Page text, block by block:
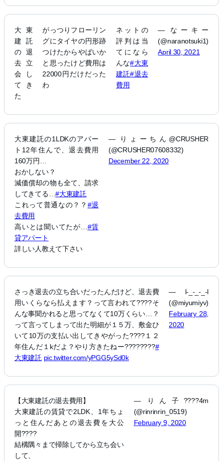
大東
建託
の退
去立
会し
てき
た
がっつりフローリン
グにタイヤの円形跡
つけたからやばいか
と思ったけど費用は
22000円だけだった
わ
ネットの
評判は当
てになら
んな#大東
建託#退去
費用
— なーキー
(@naranotsuki1)
April 30, 2021
大東建託の1LDKのアパー
ト12年住んで、退去費用
160万円…
おかしない？
減価償却の物も全て、請求
してきてる…#大東建託
これって普通なの？？ #退
去費用
高いとは聞いてたが… #賃
貸アパート
詳しい人教えて下さい
— りょーちん@CRUSHER
(@CRUSHER07608332)
December 22, 2020
さっき退去の立ち合いだったんだけど、退去費
用いくらなら払えます？って言われて????そ
んな事聞かれると思ってなくて10万くらい…？
って言ってしまって出た明細が１５万、敷金ひ
いて10万の支払い出してきやがった????１２
年住んだ１kだよ？やり方きたねー????????#
大東建託 pic.twitter.com/yPGG5ySd0k
— l-_-_-_-l
(@miyumiyv)
February 28,
2020
【大東建託の退去費用】
大東建託の賃貸で2LDK、1年ちょ
っと住んだあとの退去費を大公
開????
結構隅々まで掃除してから立ち会い
して、
— りん子????4m
(@rinrinrin_0519)
February 9, 2020